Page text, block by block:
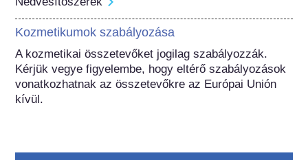
Kozmetikumok szabályozása
A kozmetikai összetevőket jogilag szabályozzák.
Kérjük vegye figyelembe, hogy eltérő szabályozások
vonatkozhatnak az összetevőkre az Európai Unión
kívül.